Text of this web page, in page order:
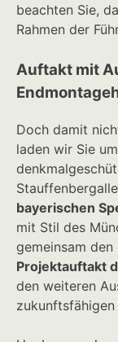
beachten Sie,
Rahmen der
Auftakt mit
Doch damit
laden wir Sie um
bayerischen
mit Stil des
gemeinsam
Projektauftakt
den weiteren